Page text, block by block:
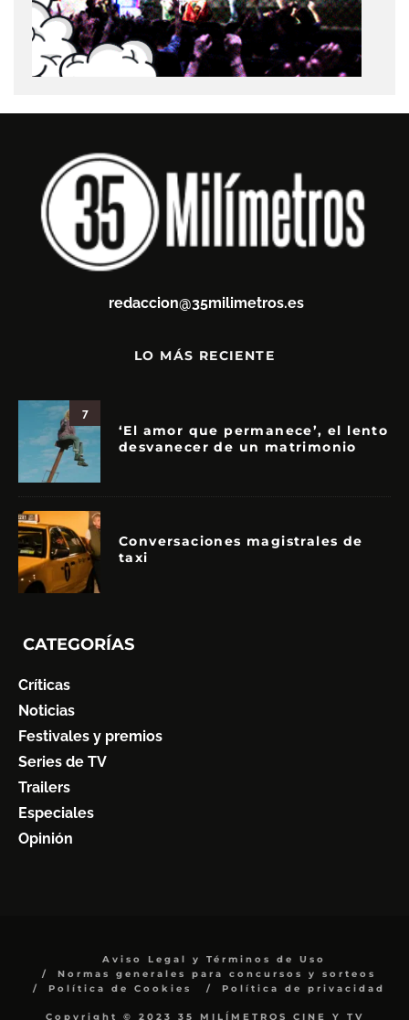
redaccion@35milimetros.es
LO MÁS RECIENTE
7
‘El amor que permanece’, el lento
desvanecer de un matrimonio
Conversaciones magistrales de
taxi
CATEGORÍAS
Críticas
Noticias
Festivales y premios
Series de TV
Trailers
Especiales
Opinión
Aviso Legal y Términos de Uso
Normas generales para concursos y sorteos
Política de Cookies
Política de privacidad
Copyright © 2023 35 MILÍMETROS CINE Y TV